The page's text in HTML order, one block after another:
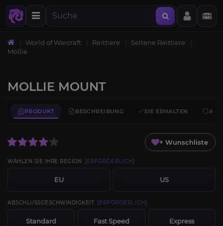
World of Warcraft Reittiere
Seltene Reittiere
Mollie
MOLLIE MOUNT
PRODUKT BESCHREIBUNG SIE ERHALTEN
+ Wunschliste
WÄHLEN SIE IHRE REGION [ERFORDERLICH]
EU US
ABSCHLUSSGESCHWINDIGKEIT [ERFORDERLICH]
Standard Fast Speed Express